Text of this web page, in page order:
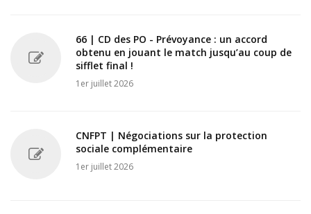
66 | CD des PO - Prévoyance : un accord
obtenu en jouant le match jusqu’au coup de
sifflet final !
1er juillet 2026
CNFPT | Négociations sur la protection
sociale complémentaire
1er juillet 2026